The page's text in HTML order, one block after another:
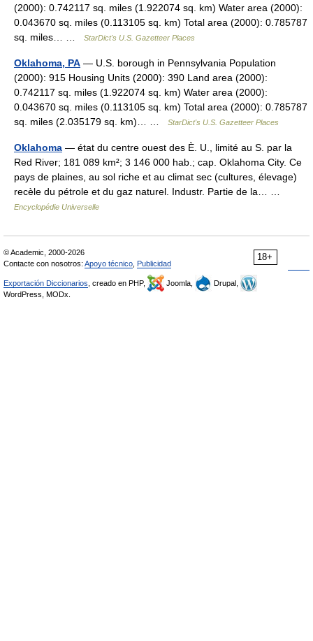
(2000): 0.742117 sq. miles (1.922074 sq. km) Water area (2000):
0.043670 sq. miles (0.113105 sq. km) Total area (2000): 0.785787
sq. miles… …
StarDict's U.S. Gazetteer Places
Oklahoma, PA — U.S. borough in Pennsylvania Population
(2000): 915 Housing Units (2000): 390 Land area (2000):
0.742117 sq. miles (1.922074 sq. km) Water area (2000):
0.043670 sq. miles (0.113105 sq. km) Total area (2000): 0.785787
sq. miles (2.035179 sq. km)… …
StarDict's U.S. Gazetteer Places
Oklahoma — état du centre ouest des È. U., limité au S. par la
Red River; 181 089 km²; 3 146 000 hab.; cap. Oklahoma City. Ce
pays de plaines, au sol riche et au climat sec (cultures, élevage)
recèle du pétrole et du gaz naturel. Industr. Partie de la… …
Encyclopédie Universelle
18+
© Academic, 2000-2026
Contacte con nosotros: Apoyo técnico Publicidad
Exportación Diccionarios , creado en PHP, Joomla,
Drupal,
WordPress, MODx.